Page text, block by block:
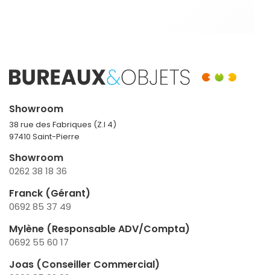
Showroom
38 rue des Fabriques (Z.I 4)
97410 Saint-Pierre
Showroom
0262 38 18 36
Franck (Gérant)
0692 85 37 49
Mylène (Responsable ADV/Compta)
0692 55 60 17
Joas (Conseiller Commercial)